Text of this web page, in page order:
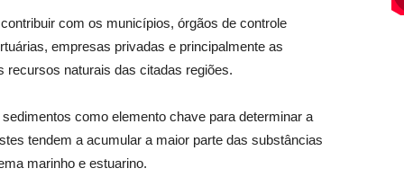
com os municípios, órgãos de controle
empresas privadas e principalmente as
recursos naturais das citadas regiões.
como elemento chave para determinar a
tendem a acumular a maior parte das substâncias
marinho e estuarino.